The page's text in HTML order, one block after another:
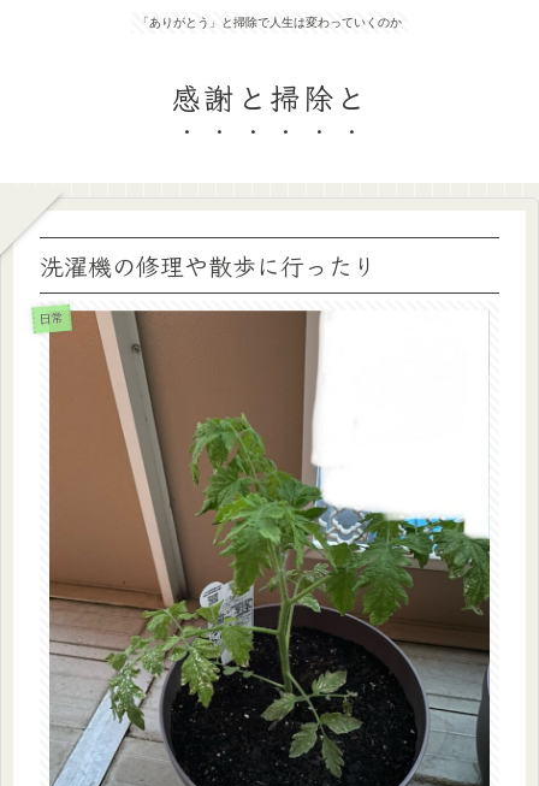
「ありがとう」と掃除で人生は変わっていくのか
感謝と掃除と
洗濯機の修理や散歩に行ったり
日常